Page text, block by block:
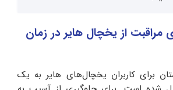
مراقبت از یخچال هایر در زمان
برای کاربران یخچال‌های هایر به یک